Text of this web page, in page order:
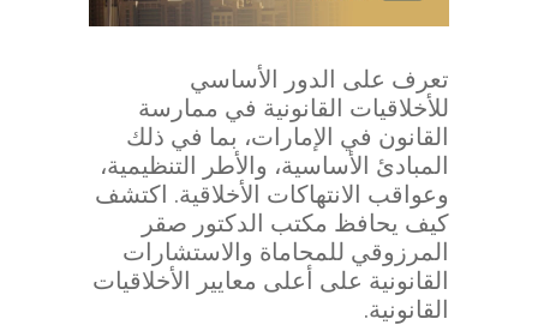
تعرف على الدور الأساسي
للأخلاقيات القانونية في ممارسة
القانون في الإمارات، بما في ذلك
المبادئ الأساسية، والأطر التنظيمية،
وعواقب الانتهاكات الأخلاقية. اكتشف
كيف يحافظ مكتب الدكتور صقر
المرزوقي للمحاماة والاستشارات
القانونية على أعلى معايير الأخلاقيات
القانونية.